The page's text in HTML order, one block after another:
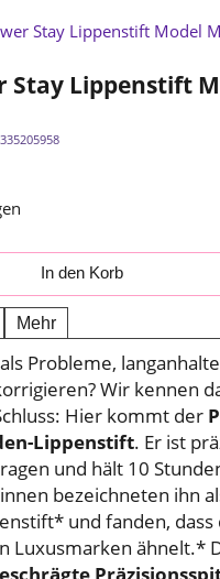
Stay Lippenstift
In den Korb
Mehr
Probleme,
Wir kennen
Hier kommt der
Lippenstift. Er ist
und hält 10
bezeichneten ihn
und fanden, dass
Luxusmarken ähnelt.*